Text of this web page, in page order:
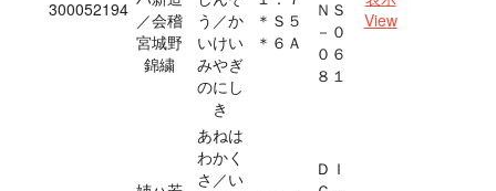
300052194 ／会稽
宮城野
錦繍
う／か
いけい
みやぎ
のにし
き
＊Ｓ５
＊６Ａ
ＮＳ
－０
０６
８１
View
あねは
わかく
さ／い
ＤＩ